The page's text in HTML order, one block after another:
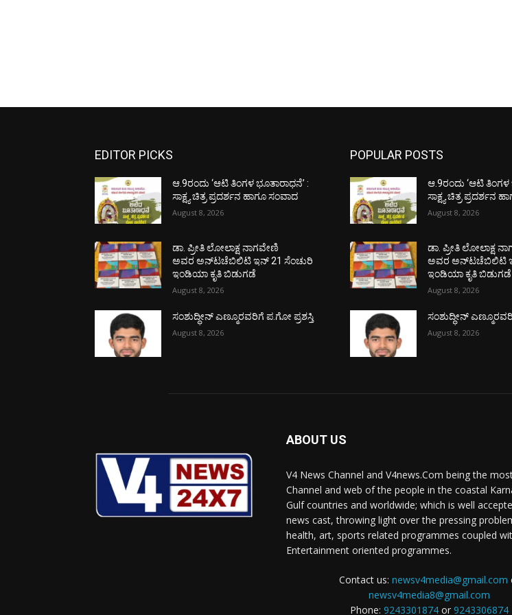
EDITOR PICKS
ಆ.9ರಂದು ‘ಆಟಿ ತಿಂಗಳ ಭೂತಾರಾಧನೆ’ :
ಸಾಕ್ಷ್ಯ ಚಿತ್ರ ಪ್ರದರ್ಶನ ಹಾಗೂ ಸಂವಾದ
August 8, 2026
ಡಾ. ಪ್ರೀತಿ ಲೋಲಾಕ್ಷ ನಾಗವೇಣಿ
ಅವರ ಅನ್‌ಟಚೆಬಿಲಿಟಿ ಇನ್ 21 ಸೆಂಚುರಿ
ಇಂಡಿಯಾ ಕೃತಿ ಬಿಡುಗಡೆ
August 8, 2026
ಸಂಶುದ್ಧೀನ್ ಎಣ್ಮೂರವರಿಗೆ ಪ.ಗೋ ಪ್ರಶಸ್ತಿ
August 8, 2026
POPULAR POSTS
ಆ.9ರಂದು ‘ಆಟಿ ತಿಂಗಳ
ಸಾಕ್ಷ್ಯ ಚಿತ್ರ ಪ್ರದರ್ಶನ
August 8, 2026
ಡಾ. ಪ್ರೀತಿ ಲೋಲಾಕ್ಷ
ಅವರ ಅನ್‌ಟಚೆಬಿಲಿಟಿ
ಇಂಡಿಯಾ ಕೃತಿ ಬಿಡುಗಡೆ
August 8, 2026
ಸಂಶುದ್ಧೀನ್
August 8, 2026
ABOUT US
V4 News Channel and V4news.Com being the
Channel and web of the people in the coastal
Gulf countries and worldwide; which is well
news cast, throwing light over the pressing
health, art, sports related programmes coupled
Entertainment oriented programmes.
Contact us: newsv4media@gmail.com
newsv4media8@gmail.com
Phone: 9243301874 or 9243306874